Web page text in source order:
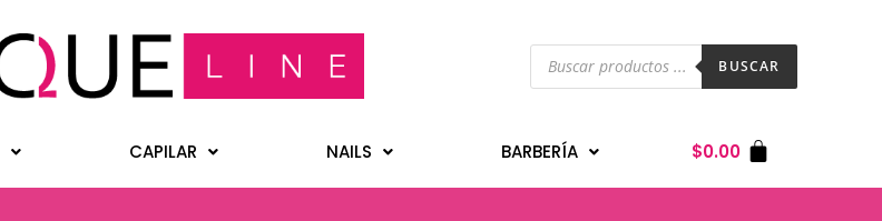
BUSCAR
CAPILAR NAILS BARBERÍA $0.00